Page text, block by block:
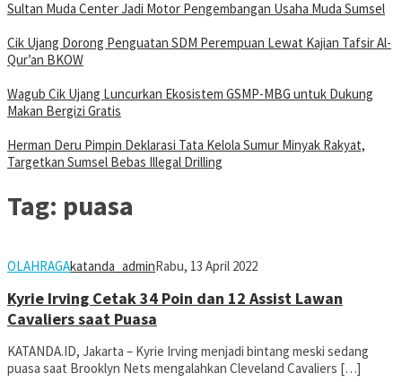
Sultan Muda Center Jadi Motor Pengembangan Usaha Muda Sumsel
Cik Ujang Dorong Penguatan SDM Perempuan Lewat Kajian Tafsir Al-
Qur’an BKOW
Wagub Cik Ujang Luncurkan Ekosistem GSMP-MBG untuk Dukung
Makan Bergizi Gratis
Herman Deru Pimpin Deklarasi Tata Kelola Sumur Minyak Rakyat,
Targetkan Sumsel Bebas Illegal Drilling
Tag: puasa
OLAHRAGAkatanda_adminRabu, 13 April 2022
Kyrie Irving Cetak 34 Poin dan 12 Assist Lawan
Cavaliers saat Puasa
KATANDA.ID, Jakarta – Kyrie Irving menjadi bintang meski sedang
puasa saat Brooklyn Nets mengalahkan Cleveland Cavaliers […]